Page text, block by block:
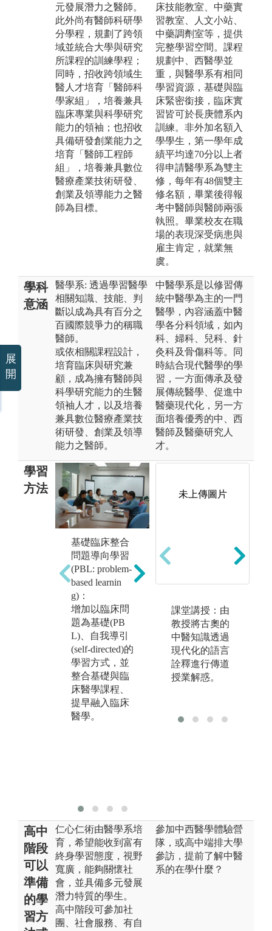
元發展潛力之醫師。
此外尚有醫師科研學
分學程，規劃了跨領
域並統合大學與研究
所課程的訓練學程；
同時，招收跨領域生
醫人才培育「醫師科
學家組」，培養兼具
臨床專業與科學研究
能力的領袖；也招收
具備研發創業能力之
培育「醫師工程師
組」，培養兼具數位
醫療產業技術研發、
創業及領導能力之醫
師為目標。
床技能教室、中藥實
習教室、人文小站、
中藥調劑室等，提供
完整學習空間。課程
規劃中、西醫學並
重，與醫學系有相同
學習資源，基礎與臨
床緊密銜接，臨床實
習皆可於長庚體系內
訓練。非外加名額入
學學生，第一學年成
績平均達70分以上者
得申請醫學系為雙主
修，每年有48個雙主
修名額，畢業後得報
考中醫師與醫師兩張
執照。畢業校友在職
場的表現深受病患與
雇主肯定，就業無
虞。
學科
意涵
醫學系: 透過學習醫學
相關知識、技能、判
斷以成為具有百分之
百國際競爭力的稱職
醫師。
或依相關課程設計，
培育臨床與研究兼
顧，成為擁有醫師與
科學研究能力的生醫
領袖人才，以及培養
兼具數位醫療產業技
術研發、創業及領導
能力之醫師。
中醫學系是以修習傳
統中醫學為主的一門
醫學，內容涵蓋中醫
學各分科領域，如內
科、婦科、兒科、針
灸科及骨傷科等。同
時結合現代醫學的學
習，一方面傳承及發
展傳統醫學、促進中
醫藥現代化，另一方
面培養優秀的中、西
醫師及醫藥研究人
才。
學習
方法
基礎臨床整合
問題導向學習
(PBL: problem-
based learnin
g)：
增加以臨床問
題為基礎(PB
L)、自我導引
(self-directed)的
學習方式，並
整合基礎與臨
床醫學課程、
提早融入臨床
醫學。
課堂講授:課程
包含數個學習
ocks)，每一區
授課及問題導
向學習PBL病
案討論，並且
融入適度之醫
病關係(Physici
ans and Societ
課及實驗課程
未上傳圖片
課堂講授：由
教授將古奧的
中醫知識透過
現代化的語言
詮釋進行傳道
授業解惑。
高中
階段
可以
準備
的學
習方
仁心仁術由醫學系培
育，希望能收到富有
終身學習態度，視野
寬廣，能夠關懷社
會，並具備多元發展
潛力特質的學生。
高中階段可參加社
團、社會服務、有自
參加中西醫學體驗營
隊，或高中端排大學
參訪，提前了解中醫
系的在學什麼？
展
開